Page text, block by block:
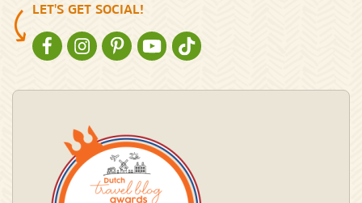
LET'S GET SOCIAL!
NATURESCANNER OP FACEBOOK
NATURESCANNER OP INSTAGRAM
NATURESCANNER OP PINTEREST
NATURESCANNER OP YOUTUBE
NATURESCANNER OP TIKTOK